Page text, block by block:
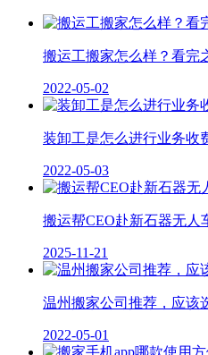
搬运工搬家怎么样？看完
2022-05-02
装卸工是怎么进行业务收
2022-05-03
搬运帮CEO赴新石器无人
2025-11-21
温州搬家公司推荐，应该
2022-05-01